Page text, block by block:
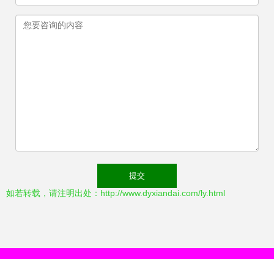
如若转载，请注明出处：http://www.dyxiandai.com/ly.html